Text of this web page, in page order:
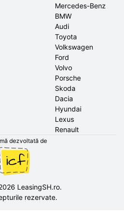
Mercedes-Benz
BMW
Audi
Toyota
Volkswagen
Ford
Volvo
Porsche
Skoda
Dacia
Hyundai
Lexus
Renault
dezvoltată de
LeasingSH.ro.
rezervate.